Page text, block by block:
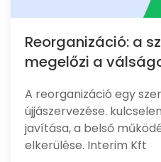
Reorganizáció: a
megelőzi a
A reorganizáció egy
újjászervezése.
javítása, a belső
elkerülése. Interim Kft